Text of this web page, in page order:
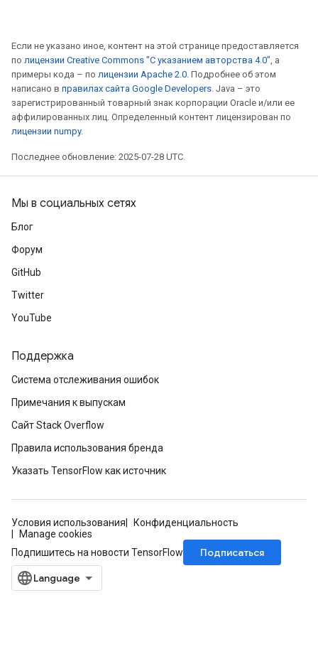
Если не указано иное, контент на этой странице предоставляется
по лицензии Creative Commons "С указанием авторства 4.0", а
примеры кода – по лицензии Apache 2.0. Подробнее об этом
написано в правилах сайта Google Developers. Java – это
зарегистрированный товарный знак корпорации Oracle и/или ее
аффилированных лиц. Определенный контент лицензирован по
лицензии numpy.
Последнее обновление: 2025-07-28 UTC.
Мы в социальных сетях
Блог
Форум
GitHub
Twitter
YouTube
Поддержка
Система отслеживания ошибок
Примечания к выпускам
Сайт Stack Overflow
Правила использования бренда
Указать TensorFlow как источник
Условия использования
Конфиденциальность
Manage cookies
Подпишитесь на новости TensorFlow
Подписаться